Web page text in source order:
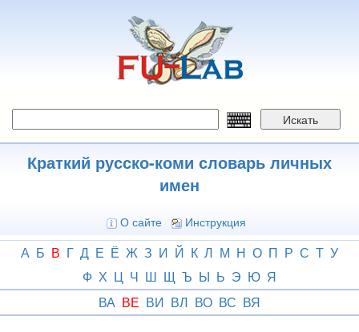
Искать
Краткий русско-коми словарь личных
имен
О сайте Инструкция
А Б В Г Д Е Ё Ж З И Й К Л М Н О П Р С Т У
Ф Х Ц Ч Ш Щ Ъ Ы Ь Э Ю Я
ВА ВЕ ВИ ВЛ ВО ВС ВЯ